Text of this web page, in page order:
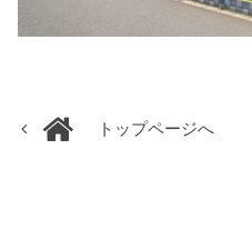
トップページへ